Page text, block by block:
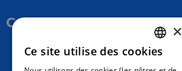
Contact Us
17 Av. Albert II, 98000​ FRENCH
×
Ce site utilise des cookies